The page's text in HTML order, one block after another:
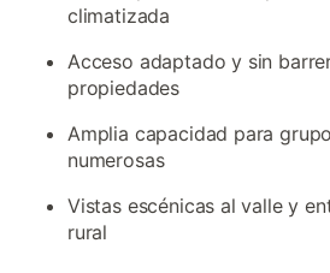
climatizada
Acceso adaptado y sin
propiedades
Amplia capacidad para
numerosas
Vistas escénicas al valle y
rural